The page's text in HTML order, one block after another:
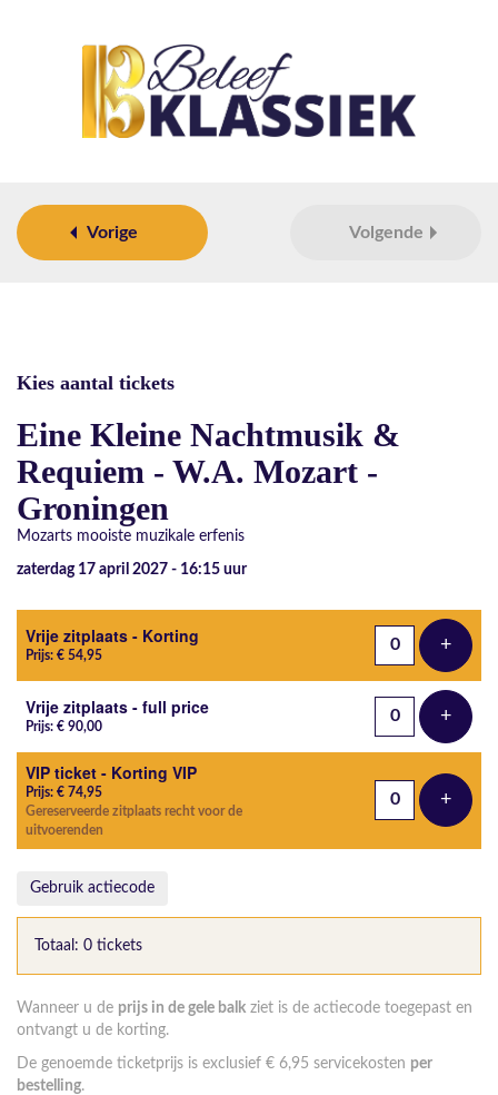
Vorige Volgende
Kies aantal tickets
Eine Kleine Nachtmusik &
Requiem - W.A. Mozart -
Groningen
Mozarts mooiste muzikale erfenis
zaterdag 17 april 2027 - 16:15 uur
Aantal tickets
Vrije zitplaats - Korting
Prijs: € 54,95 +Voeg
Vrije zitplaats - full price
Prijs: € 90,00 +Voeg
VIP ticket - Korting VIP
Prijs: € 74,95
Gereserveerde zitplaats recht voor de
uitvoerenden
+Voeg
Gebruik actiecode
Totaal: 0 tickets
Wanneer u de prijs in de gele balk ziet is de actiecode toegepast en
ontvangt u de korting.
De genoemde ticketprijs is exclusief € 6,95 servicekosten per
bestelling.